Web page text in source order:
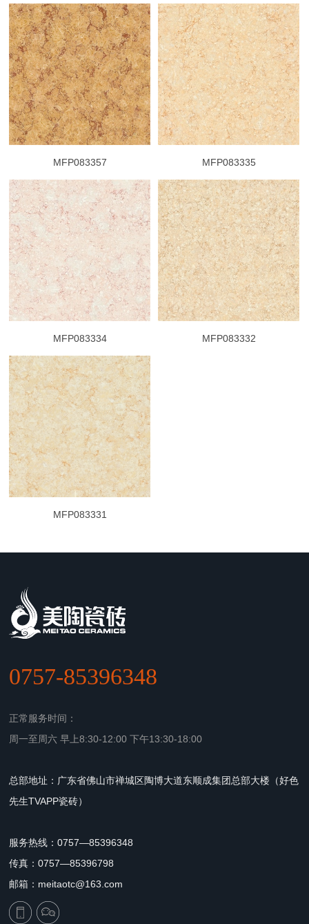
MFP083357 MFP083335
MFP083334 MFP083332
MFP083331
0757-85396348
正常服务时间：
周一至周六 早上8:30-12:00 下午13:30-18:00
总部地址：广东省佛山市禅城区陶博大道东顺成集团总部大楼（好色
先生TVAPP瓷砖）
服务热线：0757—85396348
传真：0757—85396798
邮箱：meitaotc@163.com